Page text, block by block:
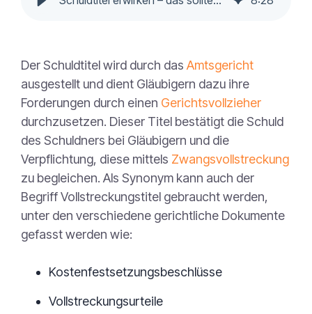
Der Schuldtitel wird durch das Amtsgericht
ausgestellt und dient Gläubigern dazu ihre
Forderungen durch einen Gerichtsvollzieher
durchzusetzen. Dieser Titel bestätigt die Schuld
des Schuldners bei Gläubigern und die
Verpflichtung, diese mittels Zwangsvollstreckung
zu begleichen. Als Synonym kann auch der
Begriff Vollstreckungstitel gebraucht werden,
unter den verschiedene gerichtliche Dokumente
gefasst werden wie:
Kostenfestsetzungsbeschlüsse
Vollstreckungsurteile